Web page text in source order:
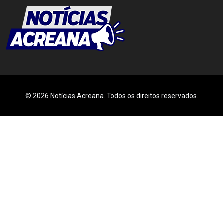
© 2026 Notícias Acreana. Todos os direitos reservados.